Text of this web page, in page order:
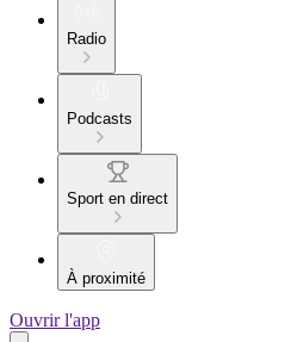
Radio
Podcasts
Sport en direct
À proximité
Ouvrir l'app